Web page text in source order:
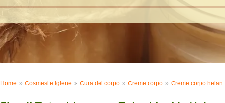
Home Cosmesi e igiene Cura del corpo Creme corpo Creme corpo helan